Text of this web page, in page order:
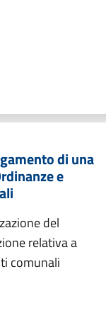
di una
e
del
relativa a
comunali